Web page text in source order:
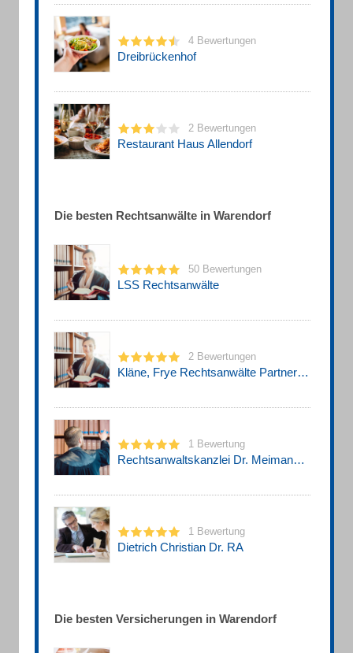
4 Bewertungen
Dreibrückenhof
2 Bewertungen
Restaurant Haus Allendorf
Die besten Rechtsanwälte in Warendorf
50 Bewertungen
LSS Rechtsanwälte
2 Bewertungen
Kläne, Frye Rechtsanwälte Partnerschaft mbB
1 Bewertung
Rechtsanwaltskanzlei Dr. Meimann & Kollegen
1 Bewertung
Dietrich Christian Dr. RA
Die besten Versicherungen in Warendorf